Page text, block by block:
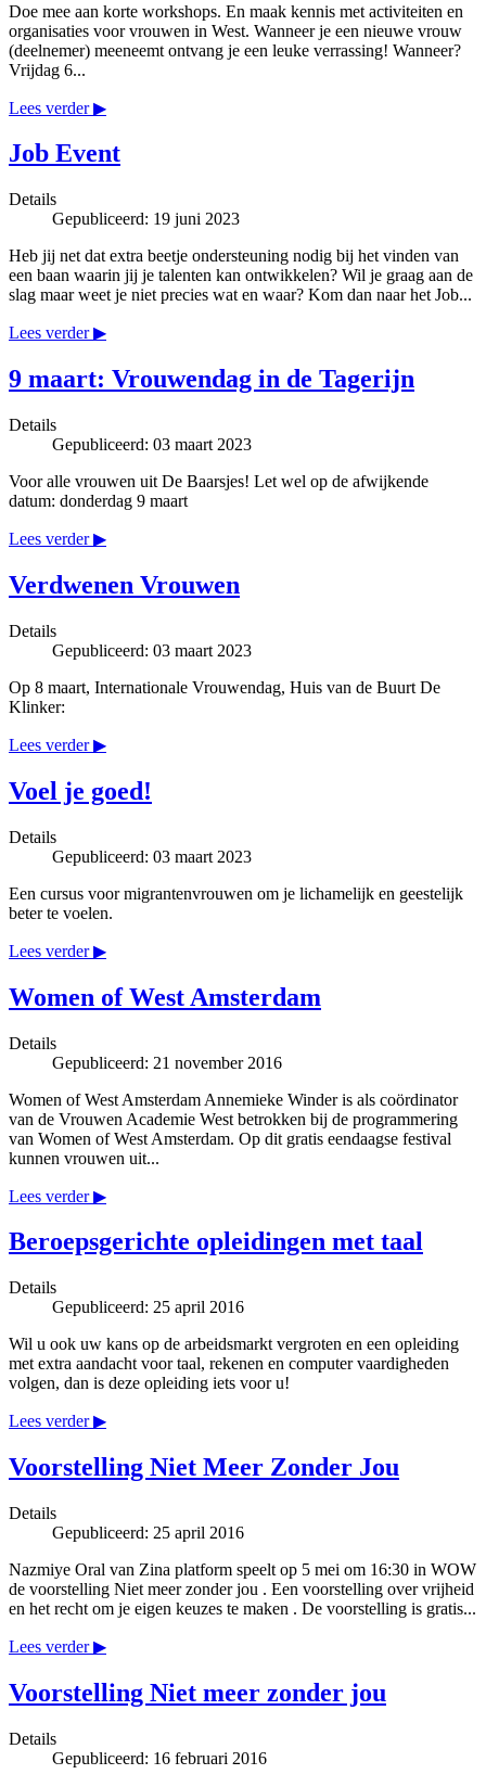
Doe mee aan korte workshops. En maak kennis met activiteiten en
organisaties voor vrouwen in West. Wanneer je een nieuwe vrouw
(deelnemer) meeneemt ontvang je een leuke verrassing! Wanneer?
Vrijdag 6...
Lees verder ▶
Job Event
Details
Gepubliceerd: 19 juni 2023
Heb jij net dat extra beetje ondersteuning nodig bij het vinden van
een baan waarin jij je talenten kan ontwikkelen? Wil je graag aan de
slag maar weet je niet precies wat en waar? Kom dan naar het Job...
Lees verder ▶
9 maart: Vrouwendag in de Tagerijn
Details
Gepubliceerd: 03 maart 2023
Voor alle vrouwen uit De Baarsjes! Let wel op de afwijkende
datum: donderdag 9 maart
Lees verder ▶
Verdwenen Vrouwen
Details
Gepubliceerd: 03 maart 2023
Op 8 maart, Internationale Vrouwendag, Huis van de Buurt De
Klinker:
Lees verder ▶
Voel je goed!
Details
Gepubliceerd: 03 maart 2023
Een cursus voor migrantenvrouwen om je lichamelijk en geestelijk
beter te voelen.
Lees verder ▶
Women of West Amsterdam
Details
Gepubliceerd: 21 november 2016
Women of West Amsterdam Annemieke Winder is als coördinator
van de Vrouwen Academie West betrokken bij de programmering
van Women of West Amsterdam. Op dit gratis eendaagse festival
kunnen vrouwen uit...
Lees verder ▶
Beroepsgerichte opleidingen met taal
Details
Gepubliceerd: 25 april 2016
Wil u ook uw kans op de arbeidsmarkt vergroten en een opleiding
met extra aandacht voor taal, rekenen en computer vaardigheden
volgen, dan is deze opleiding iets voor u!
Lees verder ▶
Voorstelling Niet Meer Zonder Jou
Details
Gepubliceerd: 25 april 2016
Nazmiye Oral van Zina platform speelt op 5 mei om 16:30 in WOW
de voorstelling Niet meer zonder jou . Een voorstelling over vrijheid
en het recht om je eigen keuzes te maken . De voorstelling is gratis...
Lees verder ▶
Voorstelling Niet meer zonder jou
Details
Gepubliceerd: 16 februari 2016